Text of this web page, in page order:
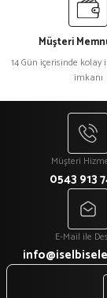
Müşteri
14 Gün içerisinde kolay
imkanı
Müşteri
0543 913
E-Mail ile